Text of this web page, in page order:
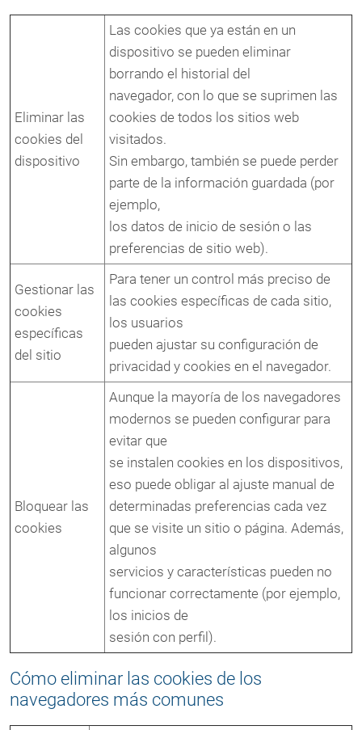
Eliminar las
cookies del
dispositivo
Las cookies que ya están en un
dispositivo se pueden eliminar
borrando el historial del
navegador, con lo que se suprimen las
cookies de todos los sitios web
visitados.
Sin embargo, también se puede perder
parte de la información guardada (por
ejemplo,
los datos de inicio de sesión o las
preferencias de sitio web).
Gestionar las
cookies
específicas
del sitio
Para tener un control más preciso de
las cookies específicas de cada sitio,
los usuarios
pueden ajustar su configuración de
privacidad y cookies en el navegador.
Bloquear las
cookies
Aunque la mayoría de los navegadores
modernos se pueden configurar para
evitar que
se instalen cookies en los dispositivos,
eso puede obligar al ajuste manual de
determinadas preferencias cada vez
que se visite un sitio o página. Además,
algunos
servicios y características pueden no
funcionar correctamente (por ejemplo,
los inicios de
sesión con perfil).
Cómo eliminar las cookies de los
navegadores más comunes